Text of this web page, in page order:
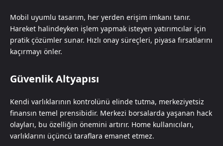
Mobil uyumlu tasarım, her yerden erişim imkanı tanır.
Hareket halindeyken işlem yapmak isteyen yatırımcılar için
pratik çözümler sunar. Hızlı onay süreçleri, piyasa fırsatlarını
kaçırmayı önler.
Güvenlik Altyapısı
Kendi varlıklarının kontrolünü elinde tutma, merkeziyetsiz
finansın temel prensibidir. Merkezi borsalarda yaşanan hack
olayları, bu özelliğin önemini artırır. Home kullanıcıları,
varlıklarını üçüncü taraflara emanet etmez.